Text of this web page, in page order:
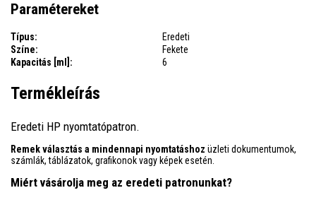
Paramétereket
Típus:
Eredeti
Színe:
Fekete
Kapacitás [ml]:
6
Termékleírás
Eredeti HP nyomtatópatron.
Remek választás a mindennapi nyomtatáshoz üzleti dokumentumok,
számlák, táblázatok, grafikonok vagy képek esetén.
Miért vásárolja meg az eredeti patronunkat?